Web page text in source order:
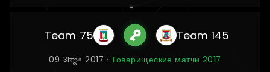
Team 75 Team 145
09 अक्तू॰ 2017 ·Товарищеские матчи 2017